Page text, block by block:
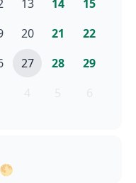
13 14 15
20 21 22
27 28 29
🌕